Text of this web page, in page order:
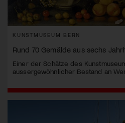
KUNSTMUSEUM BERN
Rund 70 Gemälde aus sechs
Einer der Schätze des
aussergewöhnlicher Bestand an